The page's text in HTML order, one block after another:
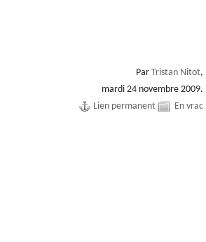
ParTristan Nitot,
mardi 24 novembre 2009.
Lien permanent
En vrac